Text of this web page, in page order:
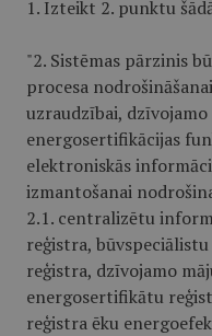
1. Izteikt 2. punktu
"2. Sistēmas pārzinis
procesa
uzraudzībai,
energosertifikācijas
elektroniskās
izmantošanai
2.1. centralizētu
reģistra,
reģistra, dzīvojamo
energosertifikātu
reģistra ēku